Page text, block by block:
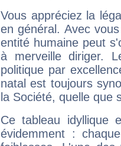
Vous appréciez la
en général. Avec
entité humaine peut
à merveille diriger.
politique par
natal est toujours
la Société, quelle que
Ce tableau idyllique
évidemment :